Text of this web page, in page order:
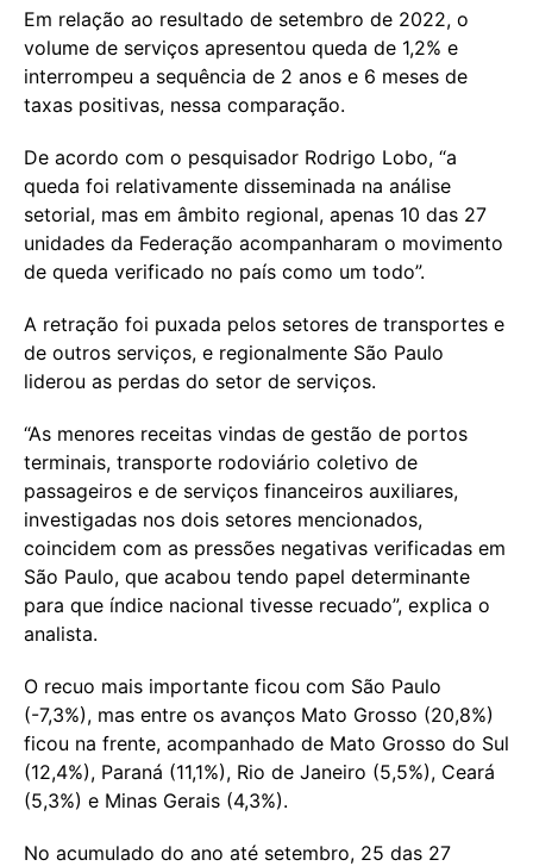
Em relação ao resultado de setembro de 2022, o
volume de serviços apresentou queda de 1,2% e
interrompeu a sequência de 2 anos e 6 meses de
taxas positivas, nessa comparação.
De acordo com o pesquisador Rodrigo Lobo, “a
queda foi relativamente disseminada na análise
setorial, mas em âmbito regional, apenas 10 das 27
unidades da Federação acompanharam o movimento
de queda verificado no país como um todo”.
A retração foi puxada pelos setores de transportes e
de outros serviços, e regionalmente São Paulo
liderou as perdas do setor de serviços.
“As menores receitas vindas de gestão de portos
terminais, transporte rodoviário coletivo de
passageiros e de serviços financeiros auxiliares,
investigadas nos dois setores mencionados,
coincidem com as pressões negativas verificadas em
São Paulo, que acabou tendo papel determinante
para que índice nacional tivesse recuado”, explica o
analista.
O recuo mais importante ficou com São Paulo
(-7,3%), mas entre os avanços Mato Grosso (20,8%)
ficou na frente, acompanhado de Mato Grosso do Sul
(12,4%), Paraná (11,1%), Rio de Janeiro (5,5%), Ceará
(5,3%) e Minas Gerais (4,3%).
No acumulado do ano até setembro, 25 das 27